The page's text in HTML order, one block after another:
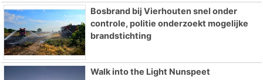
Bosbrand bij Vierhouten snel onder
controle, politie onderzoekt mogelijke
brandstichting
Walk into the Light Nunspeet